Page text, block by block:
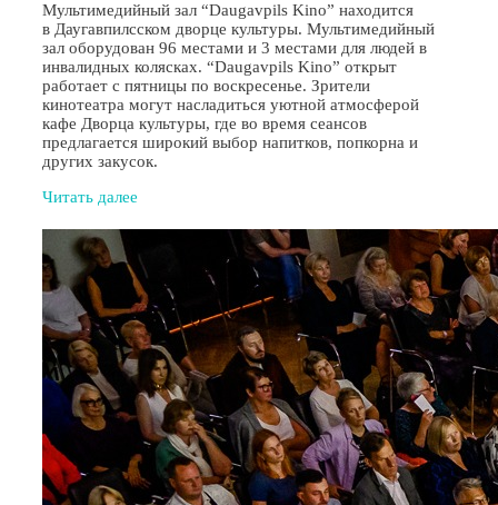
Мультимедийный зал “Daugavpils Kino” находится
в Даугавпилсском дворце культуры. Мультимедийный
зал оборудован 96 местами и 3 местами для людей в
инвалидных колясках. “Daugavpils Kino” открыт
работает с пятницы по воскресенье. Зрители
кинотеатра могут насладиться уютной атмосферой
кафе Дворца культуры, где во время сеансов
предлагается широкий выбор напитков, попкорна и
других закусок.
Читать далее